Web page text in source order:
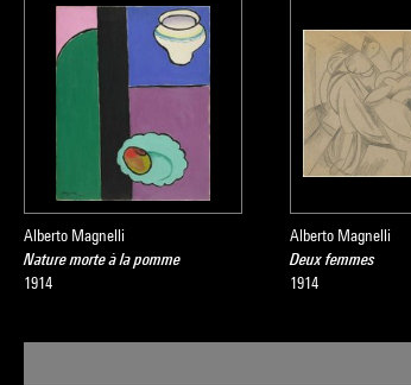
Alberto Magnelli
Nature morte à la pomme
1914
Alberto Magnelli
Deux femmes
1914